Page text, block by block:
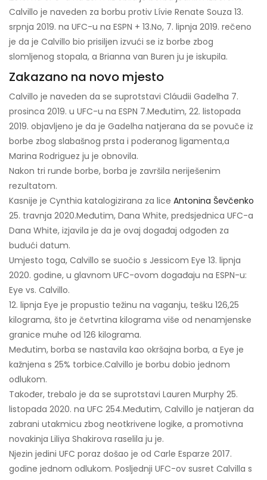
Calvillo je naveden za borbu protiv Lívie Renate Souza 13.
srpnja 2019. na UFC-u na ESPN + 13.No, 7. lipnja 2019. rečeno
je da je Calvillo bio prisiljen izvući se iz borbe zbog
slomljenog stopala, a Brianna van Buren ju je iskupila.
Zakazano na novo mjesto
Calvillo je naveden da se suprotstavi Cláudii Gadelha 7.
prosinca 2019. u UFC-u na ESPN 7.Međutim, 22. listopada
2019. objavljeno je da je Gadelha natjerana da se povuče iz
borbe zbog slabašnog prsta i poderanog ligamenta,a
Marina Rodriguez ju je obnovila.
Nakon tri runde borbe, borba je završila neriješenim
rezultatom.
Kasnije je Cynthia katalogizirana za lice Antonina Ševčenko
25. travnja 2020.Međutim, Dana White, predsjednica UFC-a
Dana White, izjavila je da je ovaj događaj odgođen za
budući datum.
Umjesto toga, Calvillo se suočio s Jessicom Eye 13. lipnja
2020. godine, u glavnom UFC-ovom događaju na ESPN-u:
Eye vs. Calvillo.
12. lipnja Eye je propustio težinu na vaganju, tešku 126,25
kilograma, što je četvrtina kilograma više od nenamjenske
granice muhe od 126 kilograma.
Međutim, borba se nastavila kao okršajna borba, a Eye je
kažnjena s 25% torbice.Calvillo je borbu dobio jednom
odlukom.
Također, trebalo je da se suprotstavi Lauren Murphy 25.
listopada 2020. na UFC 254.Međutim, Calvillo je natjeran da
zabrani utakmicu zbog neotkrivene logike, a promotivna
novakinja Liliya Shakirova raselila ju je.
Njezin jedini UFC poraz došao je od Carle Esparze 2017.
godine jednom odlukom. Posljednji UFC-ov susret Calvilla s